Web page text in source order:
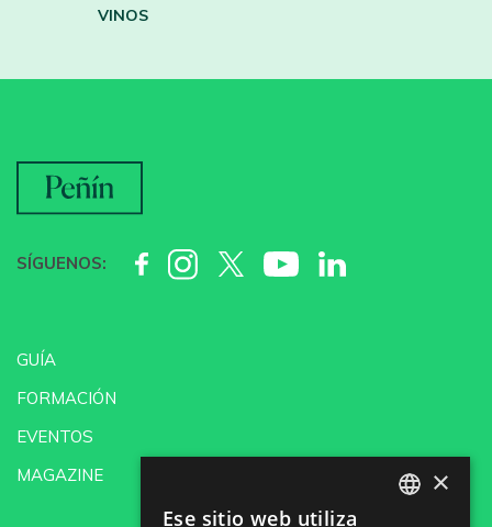
VINOS
SÍGUENOS:
GUÍA
FORMACIÓN
EVENTOS
MAGAZINE
×
Ese sitio web utiliza